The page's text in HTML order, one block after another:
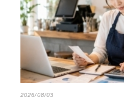
2026/08/03